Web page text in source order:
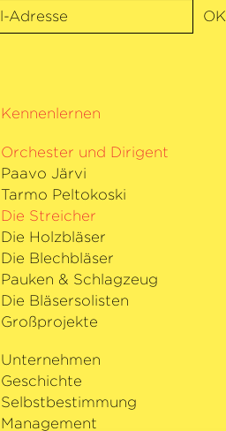
OK
Kennenlernen
Orchester und Dirigent
Paavo Järvi
Tarmo Peltokoski
Die Streicher
Die Holzbläser
Die Blechbläser
Pauken & Schlagzeug
Die Bläsersolisten
Großprojekte
Unternehmen
Geschichte
Selbstbestimmung
Management